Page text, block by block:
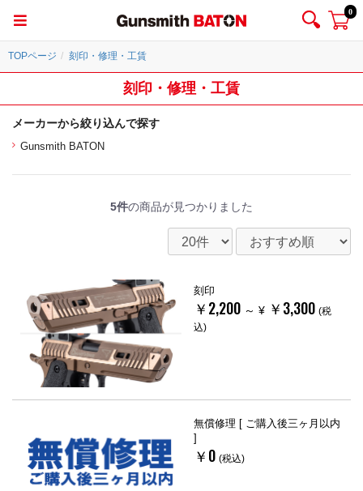
0
TOPページ 刻印・修理・工賃
刻印・修理・工賃
メーカーから絞り込んで探す
Gunsmith BATON
5件の商品が見つかりました
刻印
￥2,200 ～ ¥ ￥3,300 (税
込)
無償修理 [ ご購入後三ヶ月以内
]
￥0 (税込)